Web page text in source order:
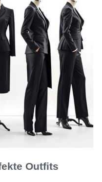
Outfits